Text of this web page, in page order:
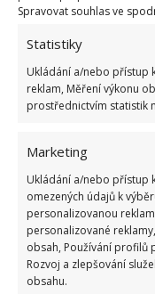
Spravovat souhlas ve
Statistiky
Ukládání a/nebo přístup
reklam, Měření výkonu
prostřednictvím statistik
Marketing
Ukládání a/nebo přístup
omezených údajů k
personalizovanou
personalizované
obsah, Používání profilů
Rozvoj a zlepšování
obsahu.
Stylový
Kožená sedací
kožešina na zemi,
atmosféra, kterou
romantici. Pobyt v
z reality.